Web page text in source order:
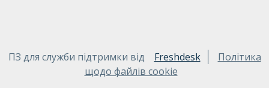
ПЗ для служби підтримки від Freshdesk
Політика
щодо файлів cookie